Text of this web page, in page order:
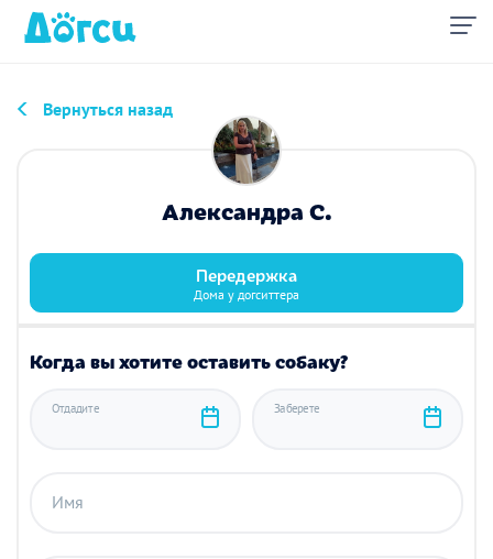
Вернуться назад
Александра С.
Передержка
Дома у догситтера
Когда вы хотите оставить собаку?
Отдадите Заберете
Имя